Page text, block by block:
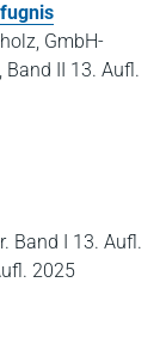
GmbH-
Band II 13. Aufl.
Band I 13. Aufl.
2025